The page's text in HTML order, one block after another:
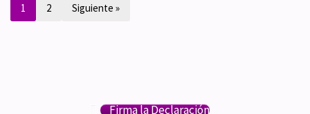
1 2 Siguiente »
Firma la Declaración